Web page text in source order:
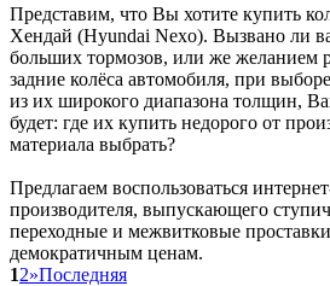
Представим, что Вы хотите купить
Хендай (Hyundai Nexo). Вызвано ли
больших тормозов, или же желанием
задние колёса автомобиля, при
из их широкого диапазона толщин,
будет: где их купить недорого от
материала выбрать?
Предлагаем воспользоваться
производителя, выпускающего
переходные и межвитковые
демократичным ценам.
12»Последняя